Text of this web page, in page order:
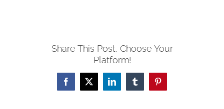
Share This Post, Choose Your
Platform!
Facebook
X LinkedInTumblrPinterest